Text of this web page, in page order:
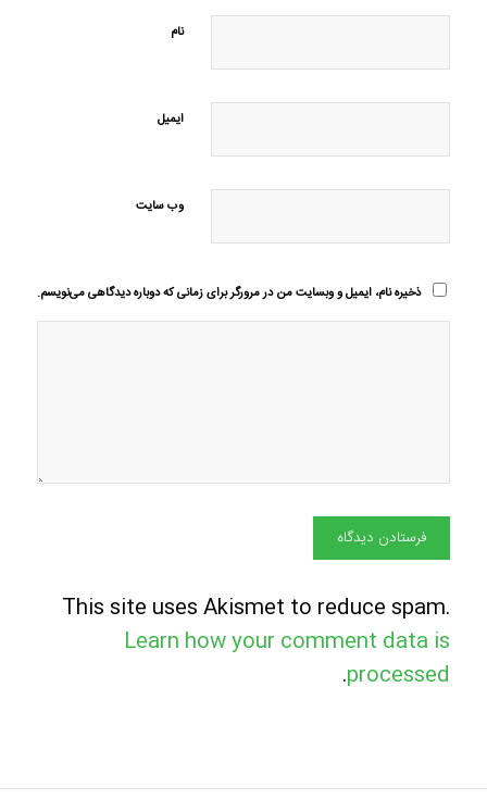
نام
ایمیل
وب‌ سایت
ذخیره نام، ایمیل و وبسایت من در مرورگر برای زمانی که دوباره دیدگاهی می‌نویسم.
This site uses Akismet to reduce spam.
Learn how your comment data is
processed
.